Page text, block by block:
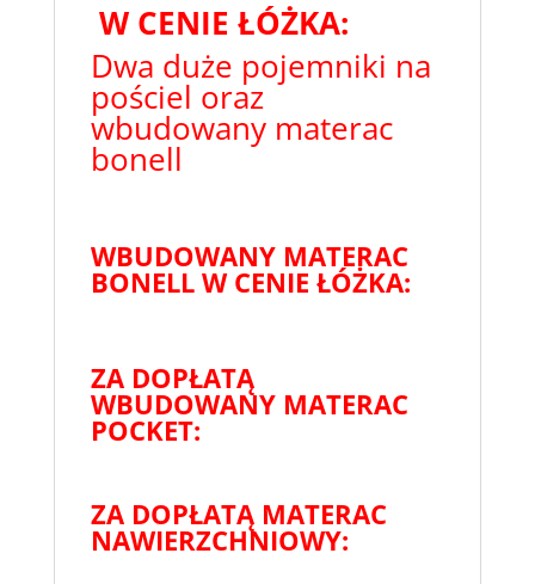
W CENIE ŁÓŻKA:
Dwa duże pojemniki na
pościel oraz
wbudowany materac
bonell
WBUDOWANY MATERAC
BONELL W CENIE ŁÓŻKA:
ZA DOPŁATĄ
WBUDOWANY MATERAC
POCKET:
ZA DOPŁATĄ MATERAC
NAWIERZCHNIOWY: